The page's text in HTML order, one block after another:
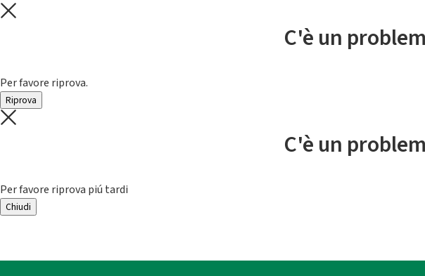
C'è un
Per favore riprova.
Riprova
C'è un
Per favore riprova piú tardi
Chiudi